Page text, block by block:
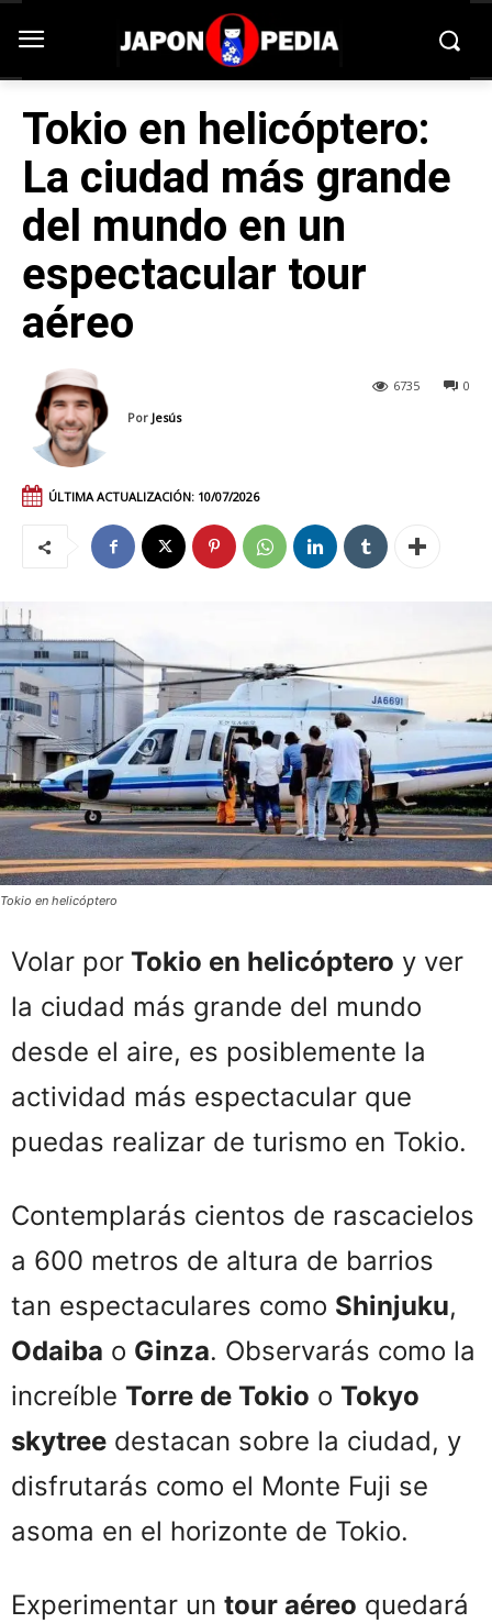
Tokio en helicóptero:
La ciudad más grande
del mundo en un
espectacular tour
aéreo
0
6735
Por Jesús
ÚLTIMA ACTUALIZACIÓN: 10/07/2026
Tokio en helicóptero
Volar por Tokio en helicóptero y ver
la ciudad más grande del mundo
desde el aire, es posiblemente la
actividad más espectacular que
puedas realizar de turismo en Tokio.
Contemplarás cientos de rascacielos
a 600 metros de altura de barrios
tan espectaculares como Shinjuku,
Odaiba o Ginza. Observarás como la
increíble Torre de Tokio o Tokyo
skytree destacan sobre la ciudad, y
disfrutarás como el Monte Fuji se
asoma en el horizonte de Tokio.
Experimentar un tour aéreo quedará